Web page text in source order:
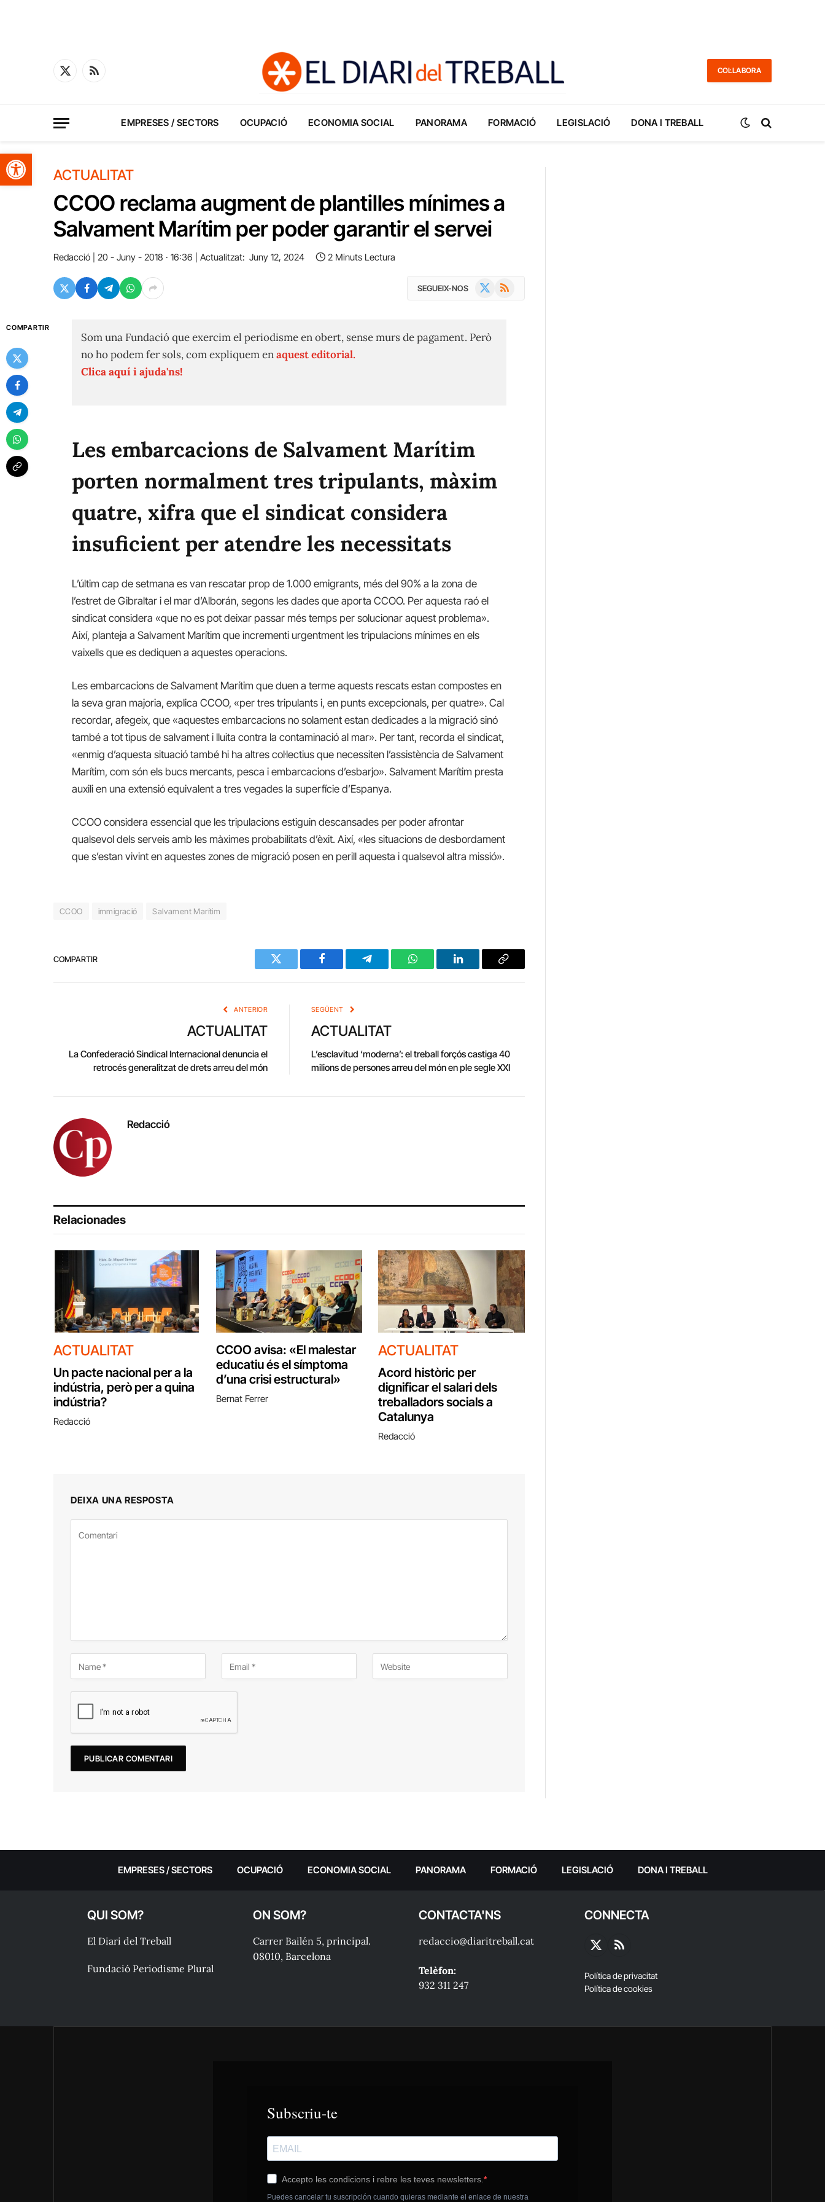
Obre la barra d'eines
X
RSS
COL·LABORA
EMPRESES / SECTORS OCUPACIÓ ECONOMIA SOCIAL PANORAMA FORMACIÓ LEGISLACIÓ DONA I TREBALL
ACTUALITAT
CCOO reclama augment de plantilles mínimes a
Salvament Marítim per poder garantir el servei
Redacció 20 - Juny - 2018 · 16:36 Actualitzat: Juny 12, 2024 2 Minuts Lectura
SEGUEIX-NOS RSS
COMPARTIR
Som una Fundació que exercim el periodisme en obert, sense murs de pagament. Però
no ho podem fer sols, com expliquem enaquest editorial.
Clica aquí i ajuda'ns!
Les embarcacions de Salvament Marítim
porten normalment tres tripulants, màxim
quatre, xifra que el sindicat considera
insuficient per atendre les necessitats
L’últim cap de setmana es van rescatar prop de 1.000 emigrants, més del 90% a la zona de
l’estret de Gibraltar i el mar d’Alborán, segons les dades que aporta CCOO. Per aquesta raó el
sindicat considera «que no es pot deixar passar més temps per solucionar aquest problema».
Així, planteja a Salvament Marítim que incrementi urgentment les tripulacions mínimes en els
vaixells que es dediquen a aquestes operacions.
Les embarcacions de Salvament Marítim que duen a terme aquests rescats estan compostes en
la seva gran majoria, explica CCOO, «per tres tripulants i, en punts excepcionals, per quatre». Cal
recordar, afegeix, que «aquestes embarcacions no solament estan dedicades a la migració sinó
també a tot tipus de salvament i lluita contra la contaminació al mar». Per tant, recorda el sindicat,
«enmig d’aquesta situació també hi ha altres col·lectius que necessiten l’assistència de Salvament
Marítim, com són els bucs mercants, pesca i embarcacions d’esbarjo». Salvament Marítim presta
auxili en una extensió equivalent a tres vegades la superfície d’Espanya.
CCOO considera essencial que les tripulacions estiguin descansades per poder afrontar
qualsevol dels serveis amb les màximes probabilitats d’èxit. Així, «les situacions de desbordament
que s’estan vivint en aquestes zones de migració posen en perill aquesta i qualsevol altra missió».
CCOO immigració Salvament Marítim
COMPARTIR
Twitter Facebook Telegram WhatsAppLinkedIn Copy
ANTERIOR
ACTUALITAT
La Confederació Sindical Internacional denuncia el
retrocés generalitzat de drets arreu del món
SEGÜENT
ACTUALITAT
L’esclavitud ‘moderna’: el treball forçós castiga 40
milions de persones arreu del món en ple segle XXI
Redacció
Relacionades
ACTUALITAT
Un pacte nacional per a la
indústria, però per a quina
indústria?
Redacció
CCOO avisa: «El malestar
educatiu és el símptoma
d’una crisi estructural»
Bernat Ferrer
ACTUALITAT
Acord històric per
dignificar el salari dels
treballadors socials a
Catalunya
Redacció
DEIXA UNA RESPOSTA
EMPRESES / SECTORS OCUPACIÓ ECONOMIA SOCIAL PANORAMA FORMACIÓ LEGISLACIÓ DONA I TREBALL
QUI SOM?
El Diari del Treball
Fundació Periodisme Plural
ON SOM?
Carrer Bailén 5, principal.
08010, Barcelona
CONTACTA'NS
redaccio@diaritreball.cat
Telèfon:
932 311 247
CONNECTA
X
RSS
Política de privacitat
Política de cookies